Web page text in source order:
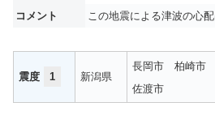
コメント
この地震による津波の心配
震度 1 新潟県
長岡市 柏崎市
佐渡市